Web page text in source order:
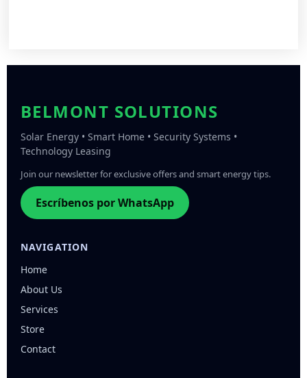
BELMONT SOLUTIONS
Solar Energy • Smart Home • Security Systems •
Technology Leasing
Join our newsletter for exclusive offers and smart energy tips.
Escríbenos por WhatsApp
NAVIGATION
Home
About Us
Services
Store
Contact